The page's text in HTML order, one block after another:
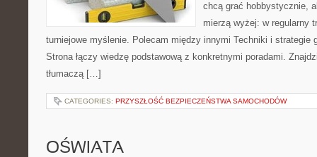
chcą grać hobbystycznie,
mierzą wyżej: w regularny
turniejowe myślenie. Polecam między innymi Techniki i strategie
Strona łączy wiedzę podstawową z konkretnymi poradami.
tłumaczą […]
CATEGORIES: PRZYSZŁOŚĆ BEZPIECZEŃSTWA SAMOCHODÓW
OŚWIATA